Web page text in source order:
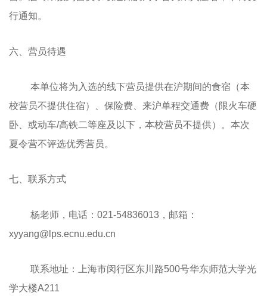
行通知。
六、营员待遇
本单位将为入选的线下营员提供在沪期间的食宿（本
校营员不提供住宿）、保险费、来沪单程交通费（限火车硬
卧、或动车/高铁二等座及以下，本校营员不提供）。本次
夏令营不评选优秀营员。
七、联系方式
杨老师，电话：021-54836013，邮箱：
xyyang@lps.ecnu.edu.cn
联系地址：上海市闵行区东川路500号华东师范大学光
学大楼A211